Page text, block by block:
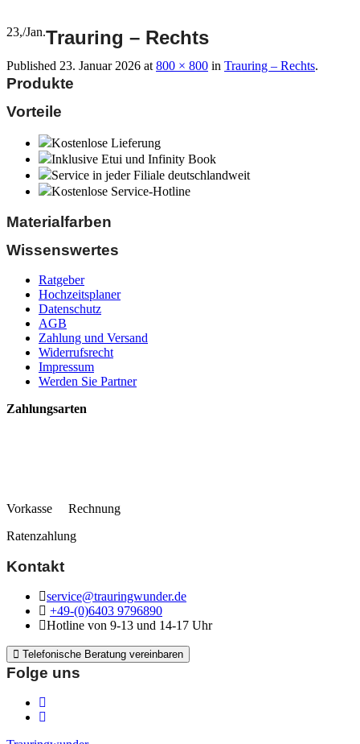
23,/Jan.Trauring – Rechts
Published 23. Januar 2026 at 800 × 800 in Trauring – Rechts.
Produkte
Vorteile
Kostenlose Lieferung
Inklusive Etui und Infinity Book
Service in jeder Filiale deutschlandweit
Kostenlose Service-Hotline
Materialfarben
Wissenswertes
Ratgeber
Hochzeitsplaner
Datenschutz
AGB
Zahlung und Versand
Widerrufsrecht
Impressum
Werden Sie Partner
Zahlungsarten
Vorkasse Rechnung
Ratenzahlung
Kontakt
service@trauringwunder.de
+49-(0)6403 9796890
Hotline von 9-13 und 14-17 Uhr
Telefonische Beratung vereinbaren
Folge uns